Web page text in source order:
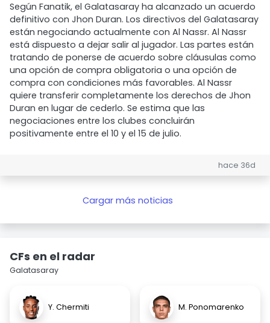
Según Fanatik, el Galatasaray ha alcanzado un acuerdo
definitivo con Jhon Duran. Los directivos del Galatasaray
están negociando actualmente con Al Nassr. Al Nassr
está dispuesto a dejar salir al jugador. Las partes están
tratando de ponerse de acuerdo sobre cláusulas como
una opción de compra obligatoria o una opción de
compra con condiciones más favorables. Al Nassr
quiere transferir completamente los derechos de Jhon
Duran en lugar de cederlo. Se estima que las
negociaciones entre los clubes concluirán
positivamente entre el 10 y el 15 de julio.
hace 36d
Cargar más noticias
CFs en el radar
Galatasaray
Y. Chermiti M. Ponomarenko